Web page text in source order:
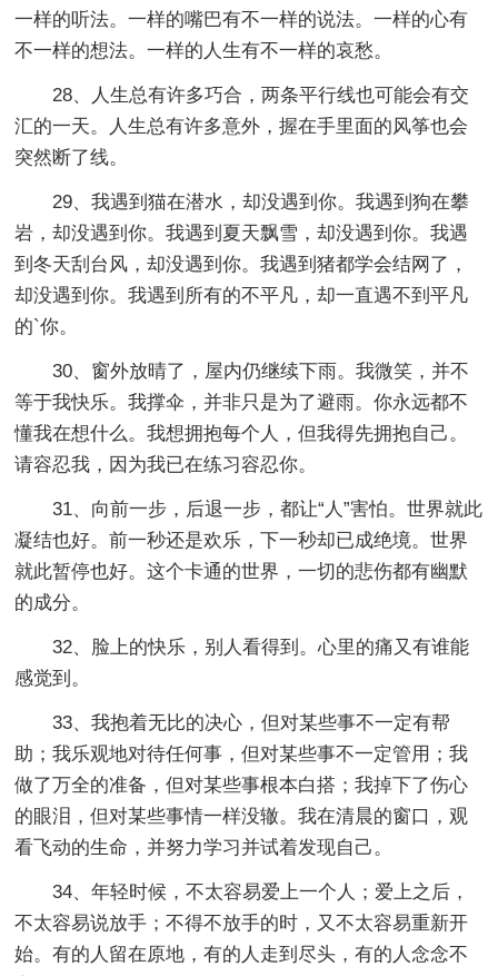
一样的听法。一样的嘴巴有不一样的说法。一样的心有
不一样的想法。一样的人生有不一样的哀愁。
28、人生总有许多巧合，两条平行线也可能会有交
汇的一天。人生总有许多意外，握在手里面的风筝也会
突然断了线。
29、我遇到猫在潜水，却没遇到你。我遇到狗在攀
岩，却没遇到你。我遇到夏天飘雪，却没遇到你。我遇
到冬天刮台风，却没遇到你。我遇到猪都学会结网了，
却没遇到你。我遇到所有的不平凡，却一直遇不到平凡
的`你。
30、窗外放晴了，屋内仍继续下雨。我微笑，并不
等于我快乐。我撑伞，并非只是为了避雨。你永远都不
懂我在想什么。我想拥抱每个人，但我得先拥抱自己。
请容忍我，因为我已在练习容忍你。
31、向前一步，后退一步，都让“人”害怕。世界就此
凝结也好。前一秒还是欢乐，下一秒却已成绝境。世界
就此暂停也好。这个卡通的世界，一切的悲伤都有幽默
的成分。
32、脸上的快乐，别人看得到。心里的痛又有谁能
感觉到。
33、我抱着无比的决心，但对某些事不一定有帮
助；我乐观地对待任何事，但对某些事不一定管用；我
做了万全的准备，但对某些事根本白搭；我掉下了伤心
的眼泪，但对某些事情一样没辙。我在清晨的窗口，观
看飞动的生命，并努力学习并试着发现自己。
34、年轻时候，不太容易爱上一个人；爱上之后，
不太容易说放手；不得不放手的时，又不太容易重新开
始。有的人留在原地，有的人走到尽头，有的人念念不